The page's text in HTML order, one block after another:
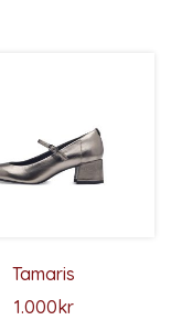
Tamaris
1.000kr